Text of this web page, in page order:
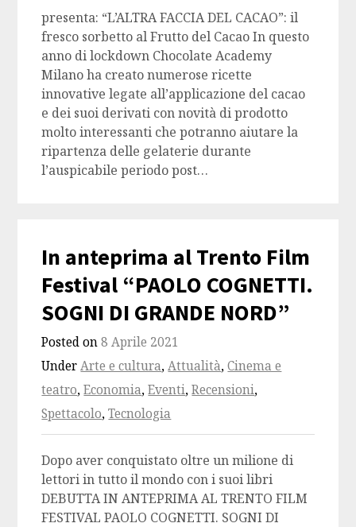
presenta: “L’ALTRA FACCIA DEL CACAO”: il
fresco sorbetto al Frutto del Cacao In questo
anno di lockdown Chocolate Academy
Milano ha creato numerose ricette
innovative legate all’applicazione del cacao
e dei suoi derivati con novità di prodotto
molto interessanti che potranno aiutare la
ripartenza delle gelaterie durante
l’auspicabile periodo post…
In anteprima al Trento Film
Festival “PAOLO COGNETTI.
SOGNI DI GRANDE NORD”
Posted on8 Aprile 2021
UnderArte e cultura,Attualità,Cinema e
teatro,Economia,Eventi,Recensioni,
Spettacolo,Tecnologia
Dopo aver conquistato oltre un milione di
lettori in tutto il mondo con i suoi libri
DEBUTTA IN ANTEPRIMA AL TRENTO FILM
FESTIVAL PAOLO COGNETTI. SOGNI DI